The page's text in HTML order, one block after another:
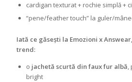
cardigan texturat + rochie simplă +
“pene/feather touch” la guler/
Iată ce găsești la Emozioni x
trend:
o jachetă scurtă din faux fur albă,
bright